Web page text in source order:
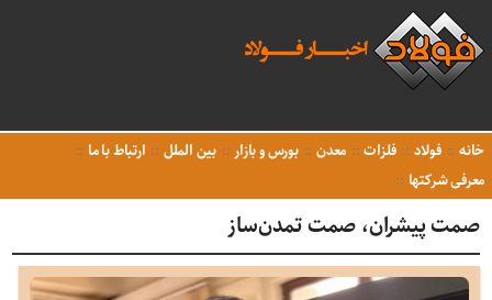
خانه فولاد فلزات معدن بورس و بازار بین الملل
ارتباط با ما
معرفی شرکتها
صمت پیشران، صمت تمدن‌ساز